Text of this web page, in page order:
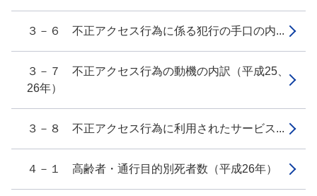
３－６ 不正アクセス行為に係る犯行の手口の内...
３－７ 不正アクセス行為の動機の内訳（平成25、
26年）
３－８ 不正アクセス行為に利用されたサービス...
４－１ 高齢者・通行目的別死者数（平成26年）